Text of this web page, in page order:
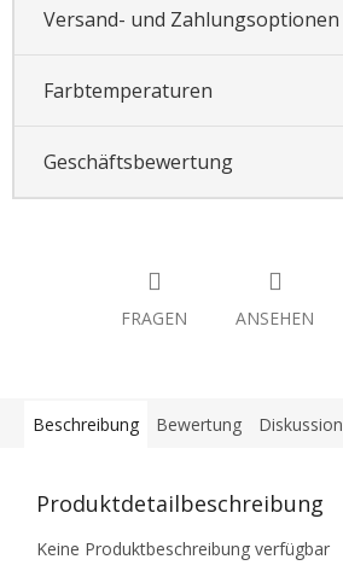
Versand- und Zahlungsoptionen
Farbtemperaturen
Geschäftsbewertung
FRAGEN ANSEHEN
Beschreibung Bewertung Diskussion
Produktdetailbeschreibung
Keine Produktbeschreibung verfügbar